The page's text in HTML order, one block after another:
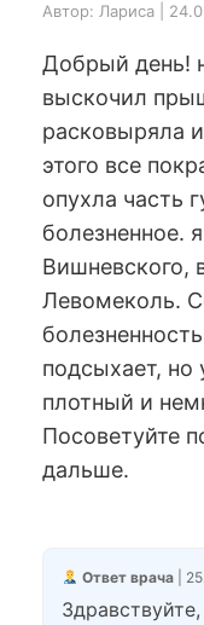
Автор: Лариса |
Добрый день!
выскочил
расковыряла
этого все
опухла часть
болезненное.
Вишневского,
Левомеколь.
подсыхает, но
плотный и
Посоветуйте
дальше.
Ответ врача|